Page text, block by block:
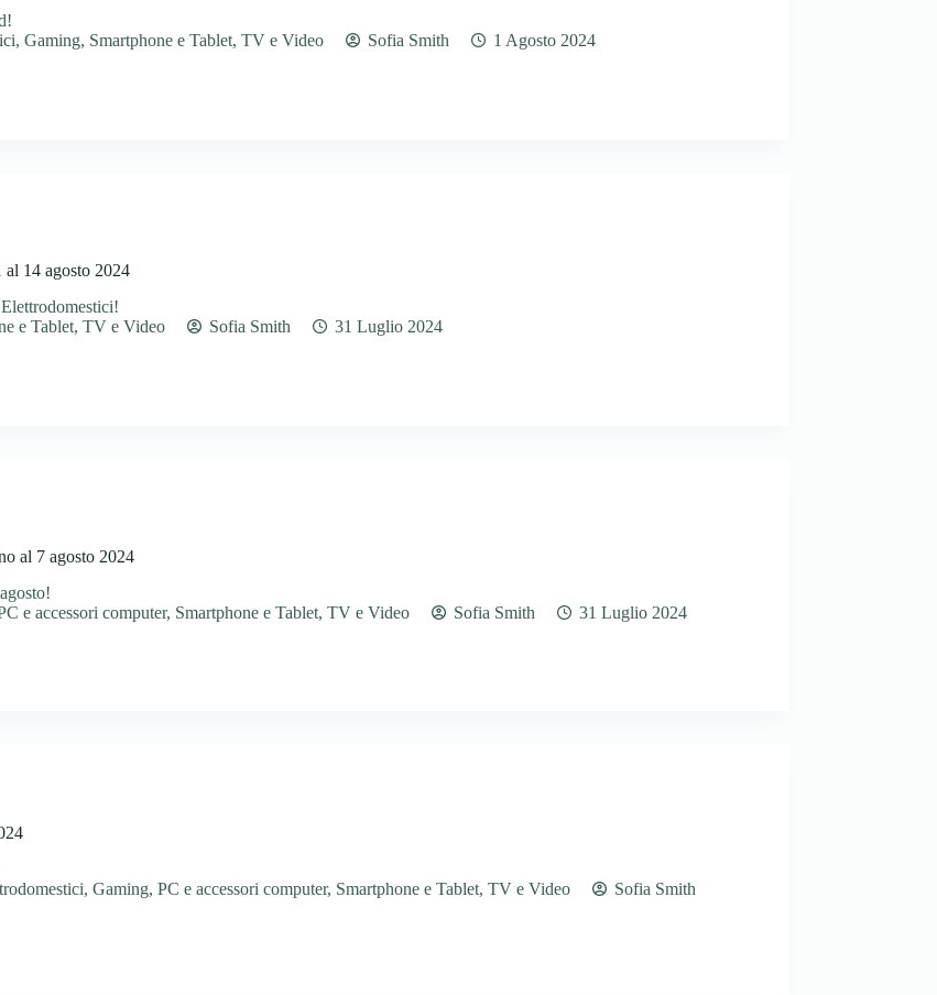
, Gaming, Smartphone e Tablet, TV e Video Sofia Smith 1 Agosto 2024
14 agosto 2024
e Tablet, TV e Video Sofia Smith 31 Luglio 2024
al 7 agosto 2024
e accessori computer, Smartphone e Tablet, TV e Video Sofia Smith 31 Luglio 2024
, Gaming, PC e accessori computer, Smartphone e Tablet, TV e Video
Sofia Smith